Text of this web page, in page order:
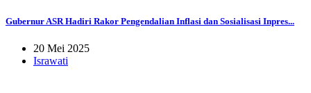
Gubernur ASR Hadiri Rakor Pengendalian Inflasi dan Sosialisasi Inpres...
20 Mei 2025
Israwati